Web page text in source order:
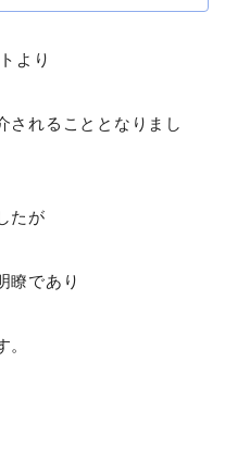
より
されることとなりまし
たが
瞭であり